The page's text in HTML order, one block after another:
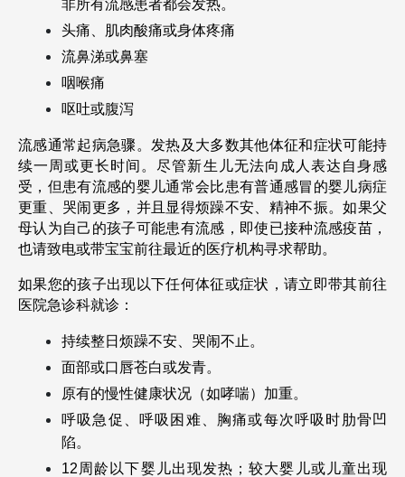
非所有流感患者都会发热。
头痛、肌肉酸痛或身体疼痛
流鼻涕或鼻塞
咽喉痛
呕吐或腹泻
流感通常起病急骤。发热及大多数其他体征和症状可能持
续一周或更长时间。尽管新生儿无法向成人表达自身感
受，但患有流感的婴儿通常会比患有普通感冒的婴儿病症
更重、哭闹更多，并且显得烦躁不安、精神不振。如果父
母认为自己的孩子可能患有流感，即使已接种流感疫苗，
也请致电或带宝宝前往最近的医疗机构寻求帮助。
如果您的孩子出现以下任何体征或症状，请立即带其前往
医院急诊科就诊：
持续整日烦躁不安、哭闹不止。
面部或口唇苍白或发青。
原有的慢性健康状况（如哮喘）加重。
呼吸急促、呼吸困难、胸痛或每次呼吸时肋骨凹
陷。
12周龄以下婴儿出现发热；较大婴儿或儿童出现